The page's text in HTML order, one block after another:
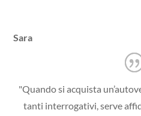
Sara
"Quando si acquista
tanti interrogativi, serve